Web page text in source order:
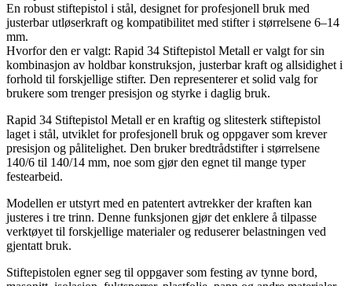
En robust stiftepistol i stål, designet for profesjonell bruk med
justerbar utløserkraft og kompatibilitet med stifter i størrelsene 6–14
mm.
Hvorfor den er valgt: Rapid 34 Stiftepistol Metall er valgt for sin
kombinasjon av holdbar konstruksjon, justerbar kraft og allsidighet i
forhold til forskjellige stifter. Den representerer et solid valg for
brukere som trenger presisjon og styrke i daglig bruk.
Rapid 34 Stiftepistol Metall er en kraftig og slitesterk stiftepistol
laget i stål, utviklet for profesjonell bruk og oppgaver som krever
presisjon og pålitelighet. Den bruker bredtrådstifter i størrelsene
140/6 til 140/14 mm, noe som gjør den egnet til mange typer
festearbeid.
Modellen er utstyrt med en patentert avtrekker der kraften kan
justeres i tre trinn. Denne funksjonen gjør det enklere å tilpasse
verktøyet til forskjellige materialer og reduserer belastningen ved
gjentatt bruk.
Stiftepistolen egner seg til oppgaver som festing av tynne bord,